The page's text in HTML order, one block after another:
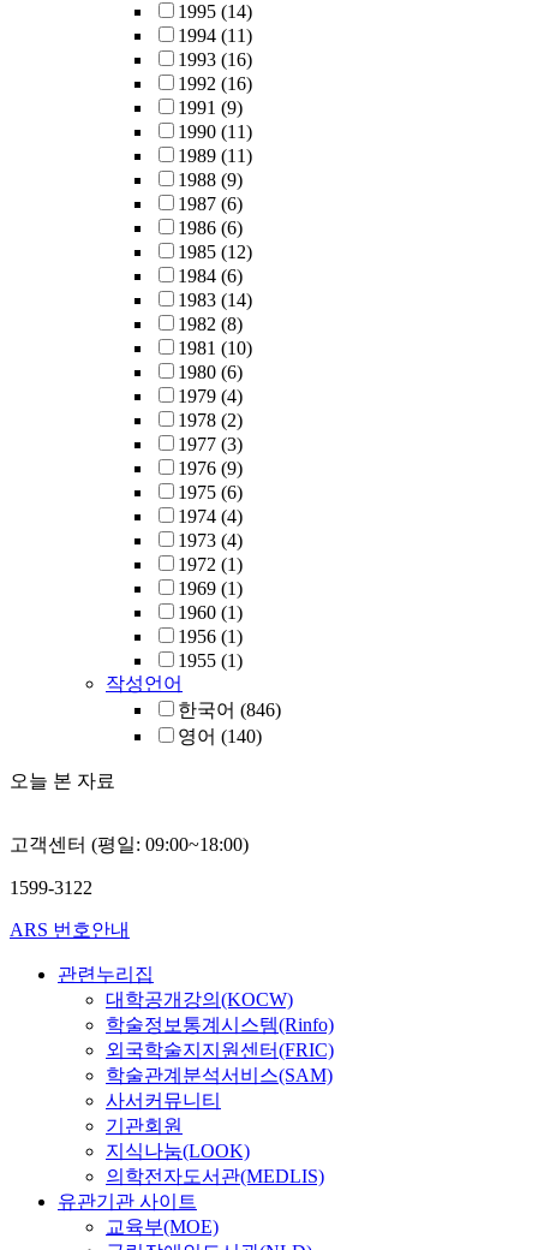
1995 (14)
1994 (11)
1993 (16)
1992 (16)
1991 (9)
1990 (11)
1989 (11)
1988 (9)
1987 (6)
1986 (6)
1985 (12)
1984 (6)
1983 (14)
1982 (8)
1981 (10)
1980 (6)
1979 (4)
1978 (2)
1977 (3)
1976 (9)
1975 (6)
1974 (4)
1973 (4)
1972 (1)
1969 (1)
1960 (1)
1956 (1)
1955 (1)
작성언어
한국어 (846)
영어 (140)
오늘 본 자료
고객센터 (평일: 09:00~18:00)
1599-3122
ARS 번호안내
관련누리집
대학공개강의(KOCW)
학술정보통계시스템(Rinfo)
외국학술지지원센터(FRIC)
학술관계분석서비스(SAM)
사서커뮤니티
기관회원
지식나눔(LOOK)
의학전자도서관(MEDLIS)
유관기관 사이트
교육부(MOE)